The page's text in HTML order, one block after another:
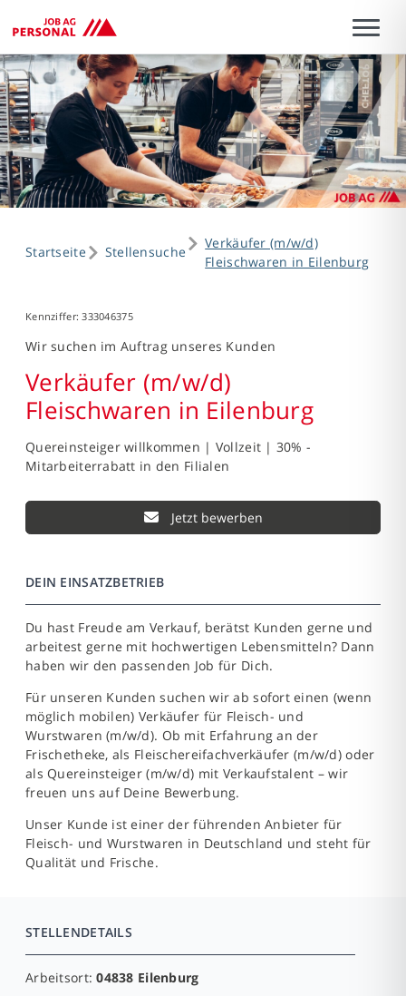
Startseite Stellensuche
Verkäufer (m/w/d)
Fleischwaren in Eilenburg
Kennziffer: 333046375
Wir suchen im Auftrag unseres Kunden
Verkäufer (m/w/d)
Fleischwaren in Eilenburg
Quereinsteiger willkommen | Vollzeit | 30% -
Mitarbeiterrabatt in den Filialen
Jetzt bewerben
DEIN EINSATZBETRIEB
Du hast Freude am Verkauf, berätst Kunden gerne und
arbeitest gerne mit hochwertigen Lebensmitteln? Dann
haben wir den passenden Job für Dich.
Für unseren Kunden suchen wir ab sofort einen (wenn
möglich mobilen) Verkäufer für Fleisch- und
Wurstwaren (m/w/d). Ob mit Erfahrung an der
Frischetheke, als Fleischereifachverkäufer (m/w/d) oder
als Quereinsteiger (m/w/d) mit Verkaufstalent – wir
freuen uns auf Deine Bewerbung.
Unser Kunde ist einer der führenden Anbieter für
Fleisch- und Wurstwaren in Deutschland und steht für
Qualität und Frische.
STELLENDETAILS
Arbeitsort:04838 Eilenburg